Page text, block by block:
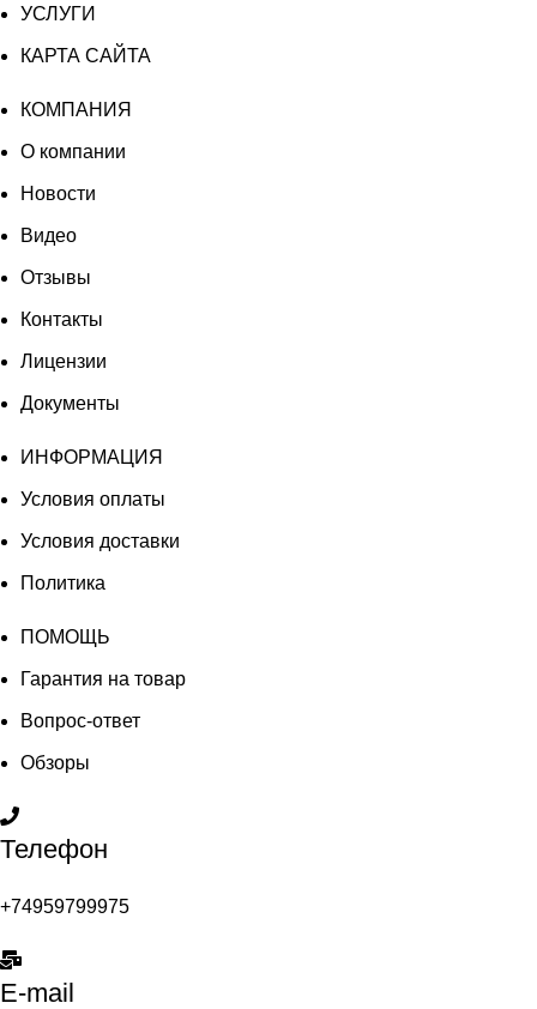
УСЛУГИ
КАРТА САЙТА
КОМПАНИЯ
О компании
Новости
Видео
Отзывы
Контакты
Лицензии
Документы
ИНФОРМАЦИЯ
Условия оплаты
Условия доставки
Политика
ПОМОЩЬ
Гарантия на товар
Вопрос-ответ
Обзоры
Телефон
+74959799975
E-mail